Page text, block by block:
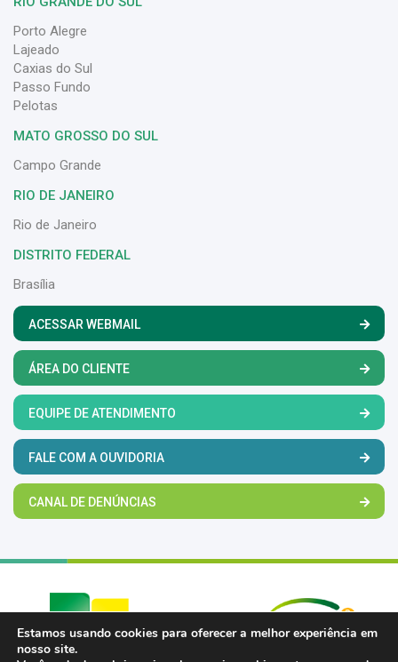
Porto Alegre
Lajeado
Caxias do Sul
Passo Fundo
Pelotas
MATO GROSSO DO SUL
Campo Grande
RIO DE JANEIRO
Rio de Janeiro
DISTRITO FEDERAL
Brasília
ACESSAR WEBMAIL
ÁREA DO CLIENTE
EQUIPE DE ATENDIMENTO
FALE COM A OUVIDORIA
CANAL DE DENÚNCIAS
Estamos usando cookies para oferecer a melhor experiência em
nosso site.